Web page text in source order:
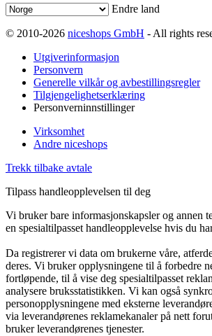
Endre land
© 2010-2026 niceshops GmbH - All rights
Utgiverinformasjon
Personvern
Generelle vilkår og avbestillingsregler
Tilgjengelighetserklæring
Personverninnstillinger
Virksomhet
Andre niceshops
Trekk tilbake avtale
Tilpass handleopplevelsen til deg
Vi bruker bare informasjonskapsler og annen
en spesialtilpasset handleopplevelse hvis du
Da registrerer vi data om brukerne våre,
deres. Vi bruker opplysningene til å forbedre
fortløpende, til å vise deg spesialtilpasset
analysere bruksstatistikken. Vi kan også
personopplysningene med eksterne
via leverandørenes reklamekanaler på nett
bruker leverandørenes tjenester.